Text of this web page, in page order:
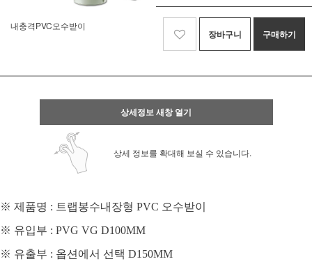
내충격PVC오수받이
장바구니 구매하기
상세정보 새창 열기
상세 정보를 확대해 보실 수 있습니다.
※ 제품명 : 트랩봉수내장형 PVC 오수받이
※ 유입부 : PVG VG D100MM
※ 유출부 : 옵션에서 선택 D150MM